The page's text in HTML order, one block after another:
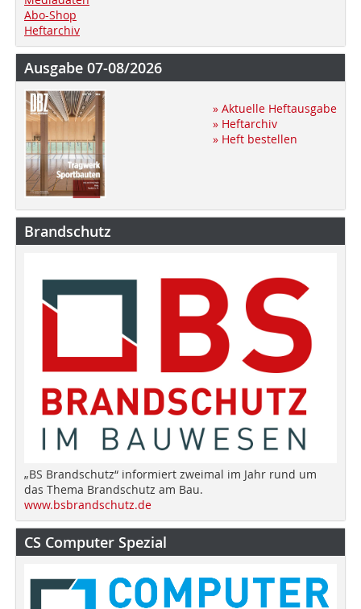
Abo-Shop
Heftarchiv
Ausgabe 07-08/2026
» Aktuelle Heftausgabe
» Heftarchiv
» Heft bestellen
Brandschutz
„BS Brandschutz“ informiert zweimal im Jahr rund um
das Thema Brandschutz am Bau.
www.bsbrandschutz.de
CS Computer Spezial